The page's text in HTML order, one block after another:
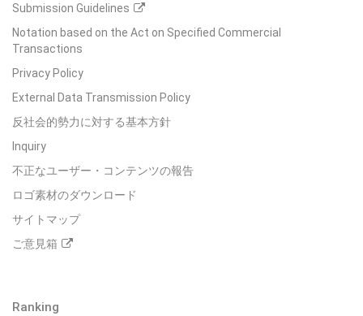
Submission Guidelines
Notation based on the Act on Specified Commercial
Transactions
Privacy Policy
External Data Transmission Policy
反社会的勢力に対する基本方針
Inquiry
不正なユーザー・コンテンツの報告
ロゴ素材のダウンロード
サイトマップ
ご意見箱
Ranking